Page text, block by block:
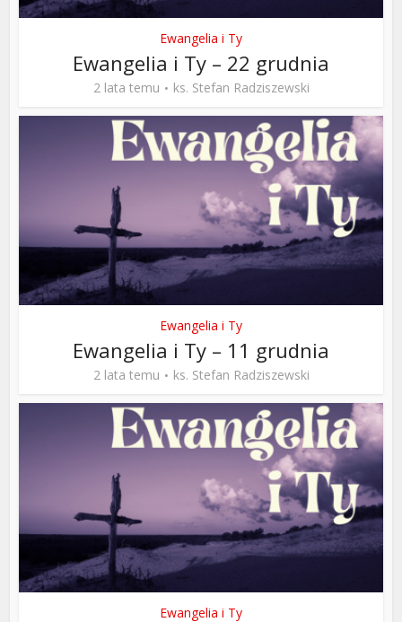
Ewangelia i Ty
Ewangelia i Ty – 22 grudnia
2 lata temu ks. Stefan Radziszewski
Ewangelia i Ty
Ewangelia i Ty – 11 grudnia
2 lata temu ks. Stefan Radziszewski
Ewangelia i Ty